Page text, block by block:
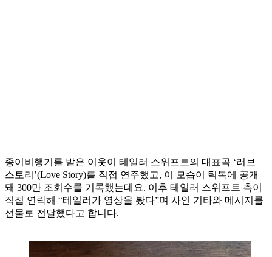
종이비행기를 받은 이웃이 테일러 스위프트의 대표곡 ‘러브
스토리’(Love Story)를 직접 연주했고, 이 모습이 틱톡에 공개
돼 300만 조회수를 기록했는데요. 이후 테일러 스위프트 측이
직접 연락해 “테일러가 영상을 봤다”며 사인 기타와 메시지를
선물로 전달했다고 합니다.